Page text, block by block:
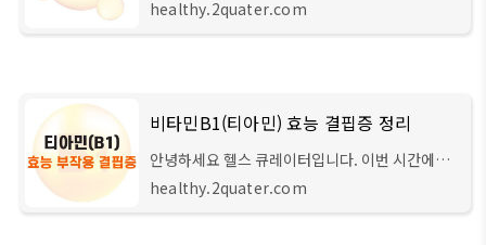
재합니다. 그러나 비타민B군의 경우는 종류들이 8
healthy.2quater.com
비타민B1(티아민) 효능 결핍증 정리
안녕하세요 헬스 큐레이터입니다. 이번 시간에는
비타민B 복합체 중 하나인 비타민B1(티아민)에
대해서 설명해 드리려 합니다. 비타민B 복합체는
healthy.2quater.com